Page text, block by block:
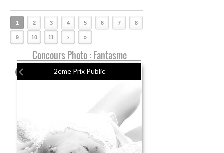
1 2 3 4 5 6 7 8
9 10 11 › »
Concours Photo : Fantasme
2eme Prix Public